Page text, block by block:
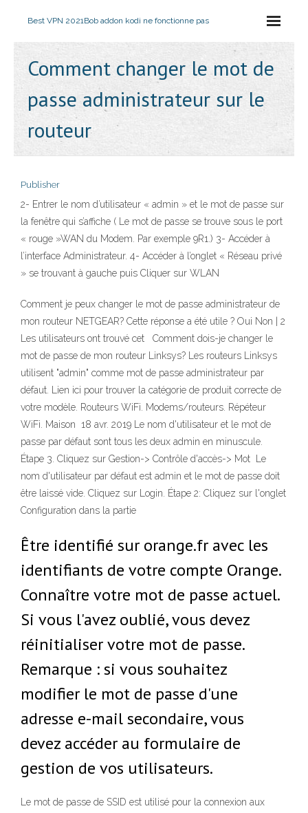
Best VPN 2021Bob addon kodi ne fonctionne pas
Comment changer le mot de
passe administrateur sur le
routeur
Publisher
2- Entrer le nom d’utilisateur « admin » et le mot de passe sur
la fenêtre qui s’affiche ( Le mot de passe se trouve sous le port
« rouge »WAN du Modem. Par exemple 9R1.) 3- Accéder à
l’interface Administrateur. 4- Accéder à l’onglet « Réseau privé
» se trouvant à gauche puis Cliquer sur WLAN
Comment je peux changer le mot de passe administrateur de
mon routeur NETGEAR? Cette réponse a été utile ? Oui Non | 2
Les utilisateurs ont trouvé cet Comment dois-je changer le
mot de passe de mon routeur Linksys? Les routeurs Linksys
utilisent "admin" comme mot de passe administrateur par
défaut. Lien ici pour trouver la catégorie de produit correcte de
votre modèle. Routeurs WiFi. Modems/routeurs. Répéteur
WiFi. Maison 18 avr. 2019 Le nom d'utilisateur et le mot de
passe par défaut sont tous les deux admin en minuscule.
Étape 3. Cliquez sur Gestion-> Contrôle d'accès-> Mot Le
nom d'utilisateur par défaut est admin et le mot de passe doit
être laissé vide. Cliquez sur Login. Étape 2: Cliquez sur l'onglet
Configuration dans la partie
Être identifié sur orange.fr avec les
identifiants de votre compte Orange.
Connaître votre mot de passe actuel.
Si vous l'avez oublié, vous devez
réinitialiser votre mot de passe.
Remarque : si vous souhaitez
modifier le mot de passe d'une
adresse e-mail secondaire, vous
devez accéder au formulaire de
gestion de vos utilisateurs.
Le mot de passe de SSID est utilisé pour la connexion aux